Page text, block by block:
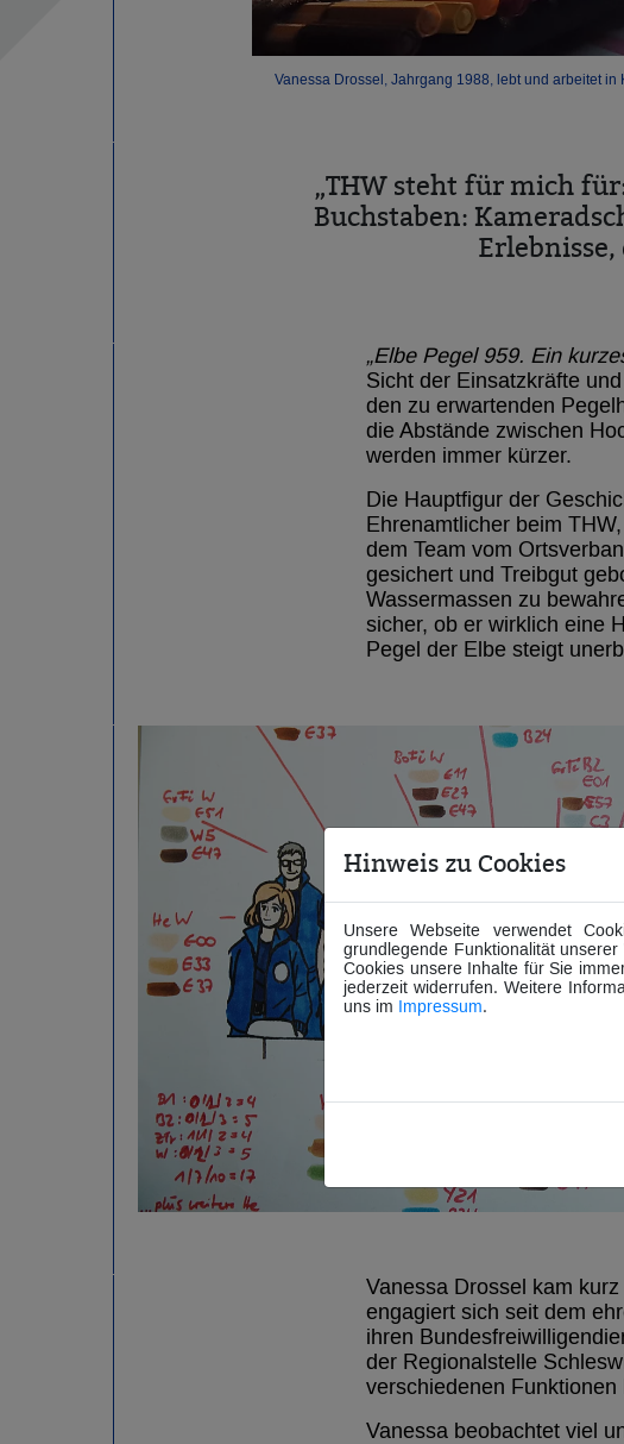
Vanessa Drossel, Jahrgang 1988, lebt und arbeitet
„THW steht für mich
Buchstaben:
„Elbe Pegel 959. Ein
Sicht der Einsatzkräfte
den zu erwartenden
die Abstände zwischen
werden immer kürzer.
Die Hauptfigur der
Ehrenamtlicher beim
dem Team vom
gesichert und Treibgut
Wassermassen zu
sicher, ob er wirklich eine
Pegel der Elbe steigt
Vanessa Drossel kam
engagiert sich seit dem
ihren
der Regionalstelle
verschiedenen Funktionen
Vanessa beobachtet viel
Hinweis zu Cookies
Unsere Webseite verwendet
grundlegende Funktionalität
Cookies unsere Inhalte für Sie
jederzeit widerrufen. Weitere
uns im Impressum.